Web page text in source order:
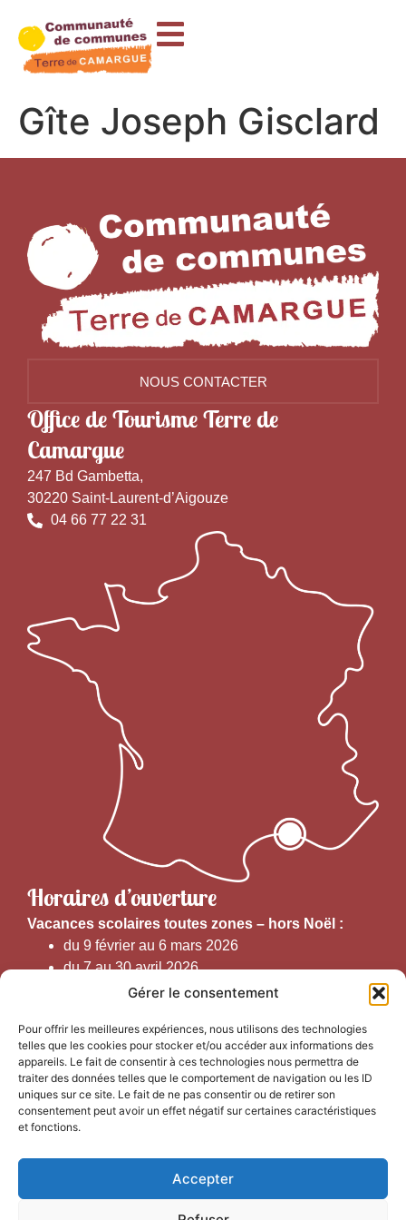
Gérer le consentement
Pour offrir les meilleures expériences, nous utilisons des technologies
telles que les cookies pour stocker et/ou accéder aux informations des
appareils. Le fait de consentir à ces technologies nous permettra de
traiter des données telles que le comportement de navigation ou les ID
uniques sur ce site. Le fait de ne pas consentir ou de retirer son
consentement peut avoir un effet négatif sur certaines caractéristiques
et fonctions.
Accepter
principal
Gîte Joseph Gisclard
NOUS CONTACTER
Office de Tourisme Terre de
Camargue
247 Bd Gambetta,
30220 Saint-Laurent-d’Aigouze
04 66 77 22 31
Horaires d’ouverture
Vacances scolaires toutes zones – hors Noël :
du 9 février au 6 mars 2026
du 7 au 30 avril 2026
du 1er juin au 30 septembre 2026
Horaires d’ouverture au public :
Du 1er septembre au 30 juin 2026 (hors juillet et août)
du lundi au vendredi de 9h50 à 12h30 et de
Du 1er juillet au 31 août 2026